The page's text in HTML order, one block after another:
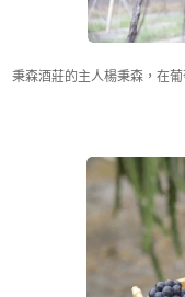
秉森酒莊的主人楊秉森，在